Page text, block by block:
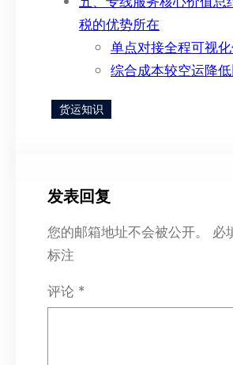
税的优势所在
单点对接全程可视
综合成本较空运降
货运知识
发表回复
您的邮箱地址不会被公开。 必
标注
评论 *